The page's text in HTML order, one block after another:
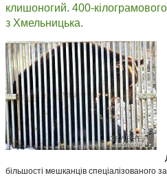
клишоногий. 400-
з Хмельницька.
більшості мешканців спеціалізованого